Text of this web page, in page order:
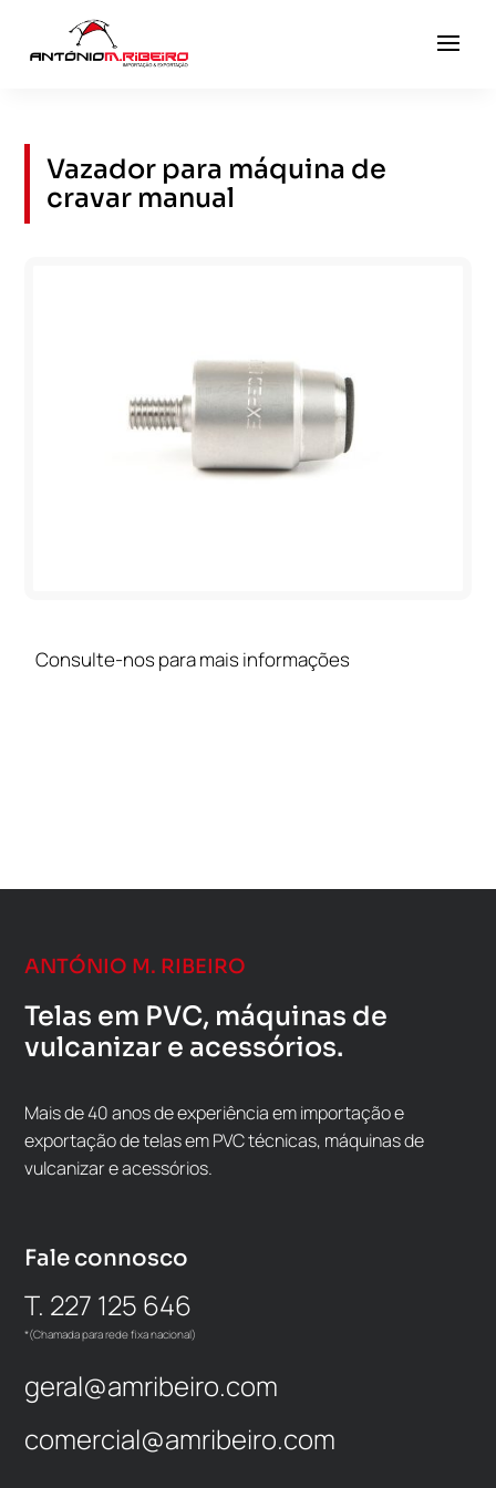
Vazador para máquina de
cravar manual
Consulte-nos para mais informações
ANTÓNIO M. RIBEIRO
Telas em PVC, máquinas de
vulcanizar e acessórios.
Mais de 40 anos de experiência em importação e
exportação de telas em PVC técnicas, máquinas de
vulcanizar e acessórios.
Fale connosco
T. 227 125 646
*(Chamada para rede fixa nacional)
geral@amribeiro.com
comercial@amribeiro.com